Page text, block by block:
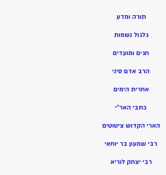
תורה ומדע
גלגול נשמות
חגים ומועדים
הרב אדם סיני
אחרית הימים
כתבי האר”י
הארי הקדוש ציטוטים
רבי שמעון בר יוחאי
רבי יצחק לוריא